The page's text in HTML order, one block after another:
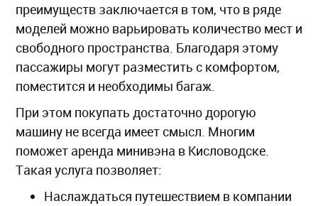
преимуществ заключается в том, что в ряде
моделей можно варьировать количество мест и
свободного пространства. Благодаря этому
пассажиры могут разместить с комфортом,
поместится и необходимы багаж.
При этом покупать достаточно дорогую
машину не всегда имеет смысл. Многим
поможет аренда минивэна в Кисловодске.
Такая услуга позволяет:
Наслаждаться путешествием в компании